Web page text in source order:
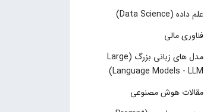
علم داده (Data Science)
فناوری مالی
مدل های زبانی بزرگ (Large
Language Models - LLM)
مقالات هوش مصنوعی